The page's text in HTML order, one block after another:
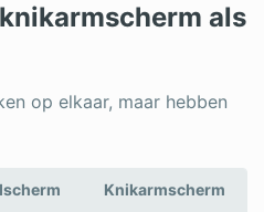
als
op elkaar, maar hebben
Knikarmscherm